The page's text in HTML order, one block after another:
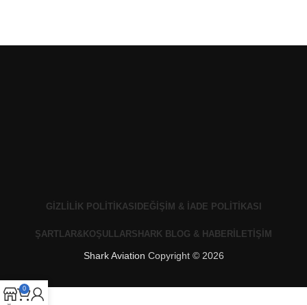
GIZLILIK POLITIKASI DEĞIŞIM & İADE POLITIKASI
ŞARTLAR&KOŞULLARSHARK BLOG & HABER İLETIŞIM
Shark Aviation Copyright © 2026
0